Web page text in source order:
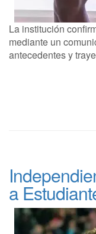
La institución
mediante un
antecedentes y
a